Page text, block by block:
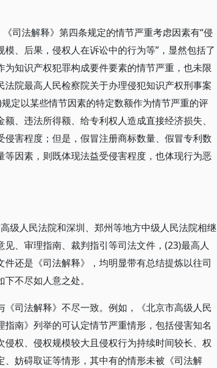
司法解释》第四条规定的情节严重考虑因素有“侵
、后果，侵权人在诉讼中的行为等”，显然包括了
知识产权犯罪构成要件要素的情节严重，也未限
院最高人民检察院关于办理侵犯知识产权刑事案
定以某些情节因素的特定数额作为情节严重的评
、违法所得额、给专利权人造成直接经济损失、
害程度；但是，假冒注册商标数量、假冒专利数
因素，则既体现法益受侵害程度，也体现行为恶
级人民法院和深圳、郑州等地方中级人民法院相继
、审理指南、裁判指引等司法文件，(23)最高人
还是《司法解释》，均明显带有总结提炼以往司
不尽如人意之处。
司法解释》不尽一致。例如，《北京市高级人民
南》列举的可认定情节严重情形，包括侵害知名
权、侵权规模较大且侵权行为持续时间较长、权
妨碍取证等情形，其中有的情形未被《司法解